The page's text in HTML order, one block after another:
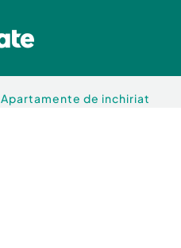
Apartamente de inchiriat